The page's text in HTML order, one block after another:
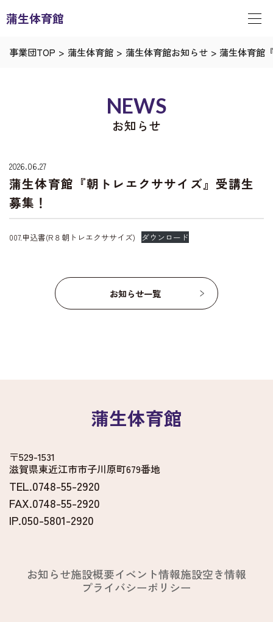
蒲生体育館
事業団TOP > 蒲生体育館 > 蒲生体育館お知らせ > 蒲生体育館
NEWS
お知らせ
2026.06.27
蒲生体育館『朝トレエクササイズ』受講生
募集！
007.申込書(R８朝トレエクササイズ) ダウンロード
お知らせ一覧
蒲生体育館
〒529-1531
滋賀県東近江市市子川原町679番地
TEL.0748-55-2920
FAX.0748-55-2920
IP.050-5801-2920
お知らせ施設概要イベント情報施設空き情報
プライバシーポリシー